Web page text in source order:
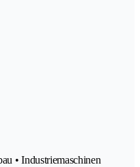
• Industriemaschinen